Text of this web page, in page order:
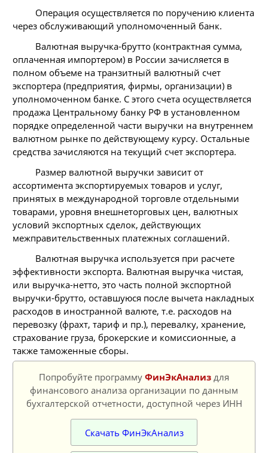
Операция осуществляется по поручению клиента
через обслуживающий уполномоченный банк.
Валютная выручка-брутто (контрактная сумма,
оплаченная импортером) в России зачисляется в
полном объеме на транзитный валютный счет
экспортера (предприятия, фирмы, организации) в
уполномоченном банке. С этого счета осуществляется
продажа Центральному банку РФ в установленном
порядке определенной части выручки на внутреннем
валютном рынке по действующему курсу. Остальные
средства зачисляются на текущий счет экспортера.
Размер валютной выручки зависит от
ассортимента экспортируемых товаров и услуг,
принятых в международной торговле отдельными
товарами, уровня внешнеторговых цен, валютных
условий экспортных сделок, действующих
межправительственных платежных соглашений.
Валютная выручка используется при расчете
эффективности экспорта. Валютная выручка чистая,
или выручка-нетто, это часть полной экспортной
выручки-брутто, оставшуюся после вычета накладных
расходов в иностранной валюте, т.е. расходов на
перевозку (фрахт, тариф и пр.), перевалку, хранение,
страхование груза, брокерские и комиссионные, а
также таможенные сборы.
Попробуйте программу ФинЭкАнализ для
финансового анализа организации по данным
бухгалтерской отчетности, доступной через ИНН
Скачать ФинЭкАнализ